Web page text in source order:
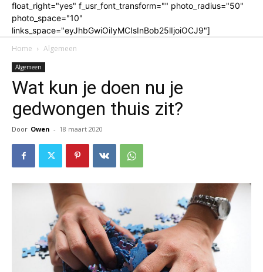
float_right="yes" f_usr_font_transform="" photo_radius="50"
photo_space="10"
links_space="eyJhbGwiOiIyMCIsInBob25lIjoiOCJ9"]
Home
Algemeen
Algemeen
Wat kun je doen nu je
gedwongen thuis zit?
Door Owen - 18 maart 2020